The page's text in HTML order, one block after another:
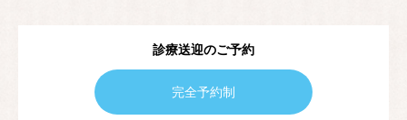
診療送迎のご予約
完全予約制